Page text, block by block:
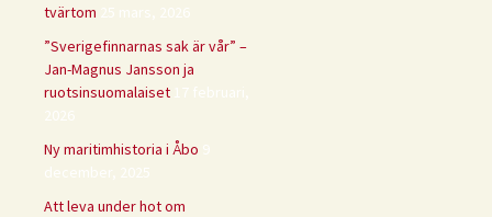
tvärtom
25 mars, 2026
”Sverigefinnarnas sak är vår” –
Jan-Magnus Jansson ja
ruotsinsuomalaiset 17 februari,
2026
Ny maritimhistoria i Åbo 9
december, 2025
Att leva under hot om